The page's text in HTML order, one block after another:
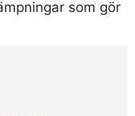
som gör